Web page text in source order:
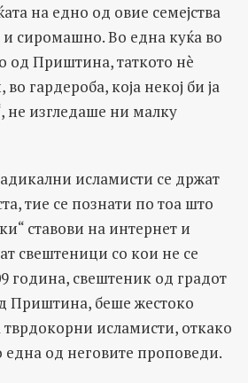
на едно од овие семејства
сиромашно. Во една куќа во
од Приштина, таткото нè
гардероба, која некој би ја
не изгледаше ни малку
исламисти се држат
тие се познати по тоа што
ставови на интернет и
свештеници со кои не се
година, свештеник од градот
Приштина, беше жестоко
исламисти, откако
една од неговите проповеди.